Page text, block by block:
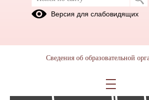
ФотоальбомыВерсия для слабовидящих
Сведения об образовательной